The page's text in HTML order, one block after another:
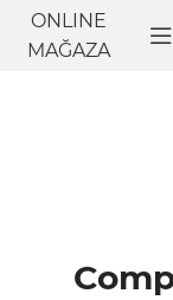
ONLINE
MAĞAZA